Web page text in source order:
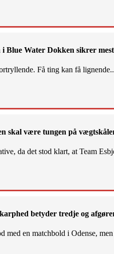
i Blue Water Dokken sikrer
Få ting kan få
skal være tungen på
da det stod klart, at Team
betyder tredje og
med en matchbold i Odense,